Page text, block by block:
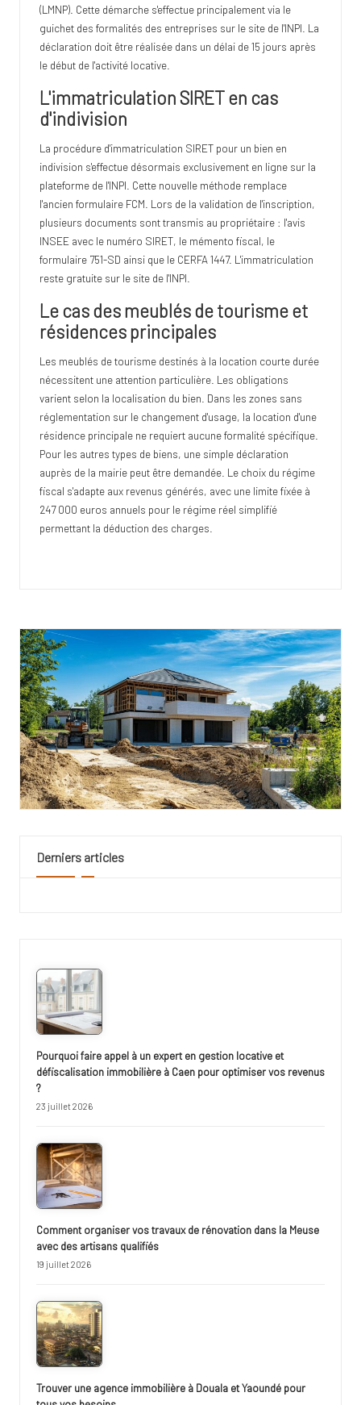
(LMNP). Cette démarche s'effectue principalement via le
guichet des formalités des entreprises sur le site de l'INPI. La
déclaration doit être réalisée dans un délai de 15 jours après
le début de l'activité locative.
L'immatriculation SIRET en cas
d'indivision
La procédure d'immatriculation SIRET pour un bien en
indivision s'effectue désormais exclusivement en ligne sur la
plateforme de l'INPI. Cette nouvelle méthode remplace
l'ancien formulaire FCM. Lors de la validation de l'inscription,
plusieurs documents sont transmis au propriétaire : l'avis
INSEE avec le numéro SIRET, le mémento fiscal, le
formulaire 751-SD ainsi que le CERFA 1447. L'immatriculation
reste gratuite sur le site de l'INPI.
Le cas des meublés de tourisme et
résidences principales
Les meublés de tourisme destinés à la location courte durée
nécessitent une attention particulière. Les obligations
varient selon la localisation du bien. Dans les zones sans
réglementation sur le changement d'usage, la location d'une
résidence principale ne requiert aucune formalité spécifique.
Pour les autres types de biens, une simple déclaration
auprès de la mairie peut être demandée. Le choix du régime
fiscal s'adapte aux revenus générés, avec une limite fixée à
247 000 euros annuels pour le régime réel simplifié
permettant la déduction des charges.
Derniers articles
Pourquoi faire appel à un expert en gestion locative et
défiscalisation immobilière à Caen pour optimiser vos revenus
?
23 juillet 2026
Comment organiser vos travaux de rénovation dans la Meuse
avec des artisans qualifiés
19 juillet 2026
Trouver une agence immobilière à Douala et Yaoundé pour